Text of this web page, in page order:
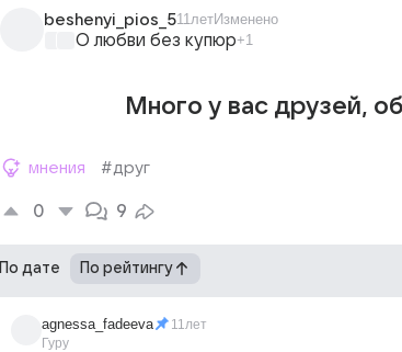
beshenyi_pios_511летИзменено
О любви без купюр+1
Много у вас друзей,
мнения #друг
0 9
По дате По рейтингу
agnessa_fadeeva
Гуру
11лет